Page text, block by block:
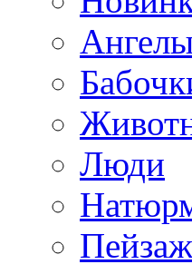
Люди
Пейзаж